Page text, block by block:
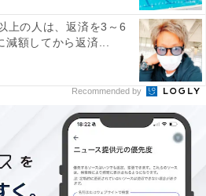
上の人は、返済を3～6
減額してから返済...
Recommended by